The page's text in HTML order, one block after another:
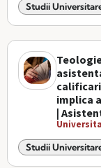
Studii
implica
|
Studii